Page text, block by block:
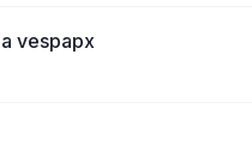
vespapx